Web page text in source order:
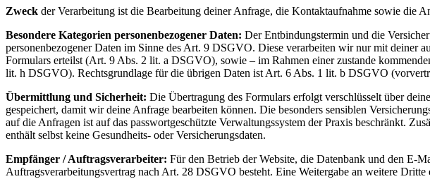
Zweck der Verarbeitung ist die Bearbeitung deiner Anfrage, die Kontaktaufnahme sowie die
Besondere Kategorien personenbezogener Daten: Der Entbindungstermin und die
personenbezogener Daten im Sinne des Art. 9 DSGVO. Diese verarbeiten wir nur mit deiner
Formulars erteilst (Art. 9 Abs. 2 lit. a DSGVO), sowie – im Rahmen einer zustande
lit. h DSGVO). Rechtsgrundlage für die übrigen Daten ist Art. 6 Abs. 1 lit. b DSGVO
Übermittlung und Sicherheit: Die Übertragung des Formulars erfolgt verschlüsselt über
gespeichert, damit wir deine Anfrage bearbeiten können. Die besonders sensiblen
auf die Anfragen ist auf das passwortgeschützte Verwaltungssystem der Praxis beschränkt.
enthält selbst keine Gesundheits- oder Versicherungsdaten.
Empfänger / Auftragsverarbeiter: Für den Betrieb der Website, die Datenbank und den E-
Auftragsverarbeitungsvertrag nach Art. 28 DSGVO besteht. Eine Weitergabe an weitere